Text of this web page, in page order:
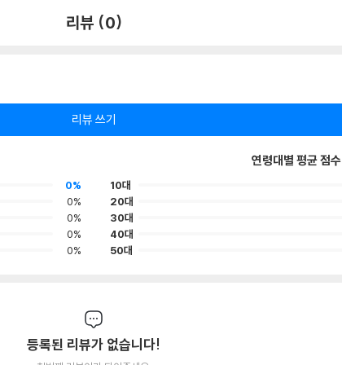
리뷰 (0)
리뷰 쓰기
0%
0%
0%
0%
0%
연령대별 평균 점수
10대
20대
30대
40대
50대
등록된 리뷰가 없습니다!